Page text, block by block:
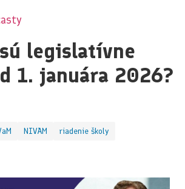
legislatívne
1. januára 2026?
NIVAM
riadenie školy